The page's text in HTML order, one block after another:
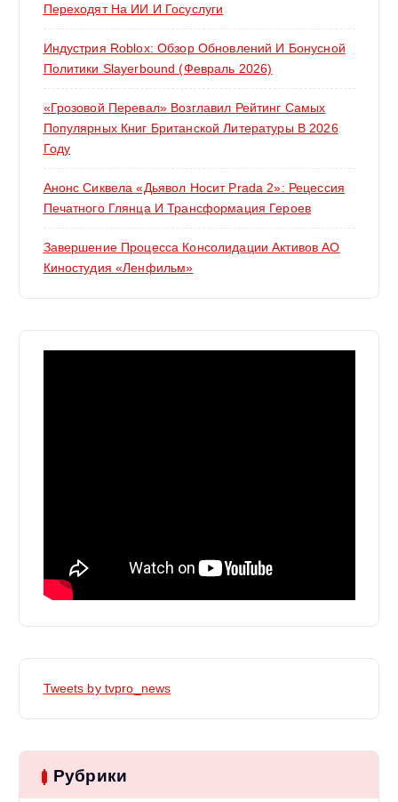
Переходят На ИИ И Госуслуги
Индустрия Roblox: Обзор Обновлений И Бонусной
Политики Slayerbound (февраль 2026)
«Грозовой Перевал» Возглавил Рейтинг Самых
Популярных Книг Британской Литературы В 2026
Году
Анонс Сиквела «Дьявол Носит Prada 2»: Рецессия
Печатного Глянца И Трансформация Героев
Завершение Процесса Консолидации Активов АО
Киностудия «Ленфильм»
Tweets by tvpro_news
Рубрики